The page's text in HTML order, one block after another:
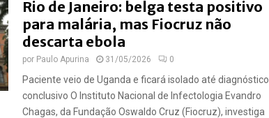
Rio de Janeiro: belga testa positivo
para malária, mas Fiocruz não
descarta ebola
por Paulo Apurina 31/05/2026 0
Paciente veio de Uganda e ficará isolado até diagnóstico
conclusivo O Instituto Nacional de Infectologia Evandro
Chagas, da Fundação Oswaldo Cruz (Fiocruz), investiga